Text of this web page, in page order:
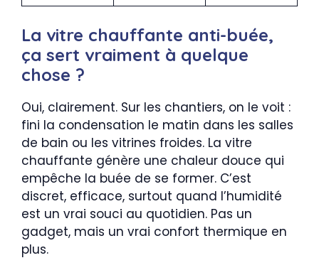
La vitre chauffante anti-buée,
ça sert vraiment à quelque
chose ?
Oui, clairement. Sur les chantiers, on le voit :
fini la condensation le matin dans les salles
de bain ou les vitrines froides. La vitre
chauffante génère une chaleur douce qui
empêche la buée de se former. C’est
discret, efficace, surtout quand l’humidité
est un vrai souci au quotidien. Pas un
gadget, mais un vrai confort thermique en
plus.